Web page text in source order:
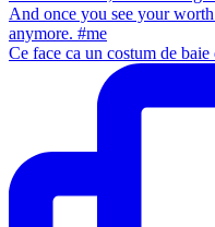
Ce face ca un costum de baie